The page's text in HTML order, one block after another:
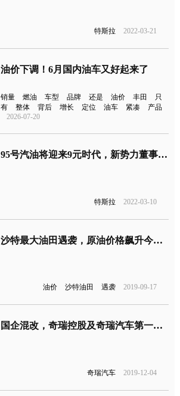
特斯拉 2022-03-21
油价下调！6月国内油车又好起来了
销量 燃油 车型 品牌 还是 油价 丰田
只
有
整体 背后 增长 定位 油车 紧凑
产品
2026-07-20
95号汽油将迎来9元时代，新势力董事长喊话买电动车
特斯拉 2022-03-10
沙特最大油田遇袭，原油价格飙升今日原油走势最新消息
油价 沙特油田 遇袭 2019-09-17
国企混改，奇瑞控股及奇瑞汽车第一大股东变更
奇瑞汽车 2019-12-04